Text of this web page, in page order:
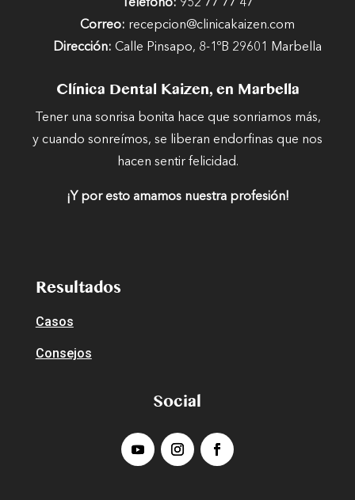
Teléfono: 952 77 77 47
Correo: recepcion@clinicakaizen.com
Dirección: Calle Pinsapo, 8-1ºB 29601 Marbella
Clínica Dental Kaizen, en Marbella
Tener una sonrisa bonita hace que sonriamos más,
y cuando sonreímos, se liberan endorfinas que nos
hacen sentir felicidad.
¡Y por esto amamos nuestra profesión!
Resultados
Casos
Consejos
Social